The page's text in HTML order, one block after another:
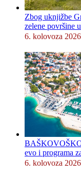
Zbog uknjižbe
zelene površine
6. kolovoza
BAŠKOVOŠKO
evo i programa
6. kolovoza